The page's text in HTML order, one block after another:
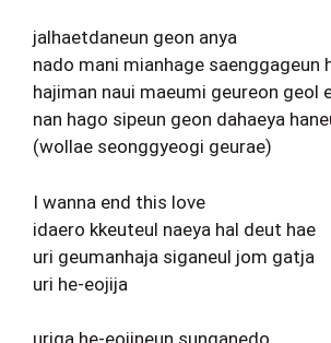
jalhaetdaneun geon anya
nado mani mianhage saenggageun
hajiman naui maeumi geureon geol
nan hago sipeun geon dahaeya
(wollae seonggyeogi geurae)
I wanna end this love
idaero kkeuteul naeya hal deut hae
uri geumanhaja siganeul jom gatja
uri he-eojija
uriga he-eojineun sunganedo